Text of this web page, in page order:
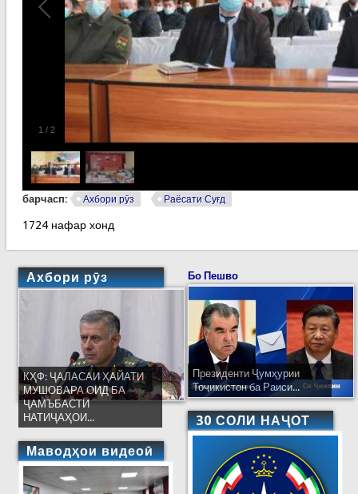
1 / 2
барчасп: Ахбори рӯз Раёсати Суғд
1724 нафар хонд
Ахбори рӯз
КҲФ: ҶАЛАСАИ ҲАЙАТИ
МУШОВАРА ОИД БА
ҶАМЪБАСТИ
НАТИҶАҲОИ...
Маводҳои видеоӣ
Бо Пешво
Президенти Ҷумҳурии
Тоҷикистон ба Раиси...
30 СОЛИ НАҶОТ